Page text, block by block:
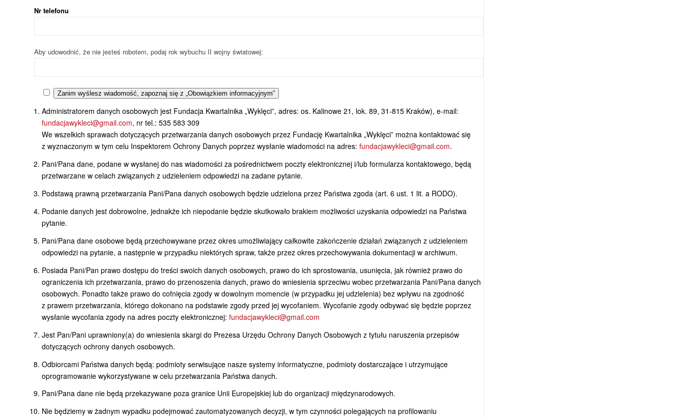
Nr telefonu
Aby udowodnić, że nie jesteś robotem, podaj rok wybuchu II wojny światowej:
Zanim wyślesz wiadomość, zapoznaj się z „Obowiązkiem informacyjnym”
Administratorem danych osobowych jest Fundacja Kwartalnika „Wyklęci”, adres: os. Kalinowe 21, lok. 89, 31-815 Kraków), e-mail:
fundacjawykleci@gmail.com, nr tel.: 535 583 309
We wszelkich sprawach dotyczących przetwarzania danych osobowych przez Fundację Kwartalnika „Wyklęci” można kontaktować się
z wyznaczonym w tym celu Inspektorem Ochrony Danych poprzez wysłanie wiadomości na adres: fundacjawykleci@gmail.com.
Pani/Pana dane, podane w wysłanej do nas wiadomości za pośrednictwem poczty elektronicznej i/lub formularza kontaktowego, będą
przetwarzane w celach związanych z udzieleniem odpowiedzi na zadane pytanie.
Podstawą prawną przetwarzania Pani/Pana danych osobowych będzie udzielona przez Państwa zgoda (art. 6 ust. 1 lit. a RODO).
Podanie danych jest dobrowolne, jednakże ich niepodanie będzie skutkowało brakiem możliwości uzyskania odpowiedzi na Państwa
pytanie.
Pani/Pana dane osobowe będą przechowywane przez okres umożliwiający całkowite zakończenie działań związanych z udzieleniem
odpowiedzi na pytanie, a następnie w przypadku niektórych spraw, także przez okres przechowywania dokumentacji w archiwum.
Posiada Pani/Pan prawo dostępu do treści swoich danych osobowych, prawo do ich sprostowania, usunięcia, jak również prawo do
ograniczenia ich przetwarzania, prawo do przenoszenia danych, prawo do wniesienia sprzeciwu wobec przetwarzania Pani/Pana danych
osobowych. Ponadto także prawo do cofnięcia zgody w dowolnym momencie (w przypadku jej udzielenia) bez wpływu na zgodność
z prawem przetwarzania, którego dokonano na podstawie zgody przed jej wycofaniem. Wycofanie zgody odbywać się będzie poprzez
wysłanie wycofania zgody na adres poczty elektronicznej: fundacjawykleci@gmail.com
Jest Pan/Pani uprawniony(a) do wniesienia skargi do Prezesa Urzędu Ochrony Danych Osobowych z tytułu naruszenia przepisów
dotyczących ochrony danych osobowych.
Odbiorcami Państwa danych będą: podmioty serwisujące nasze systemy informatyczne, podmioty dostarczające i utrzymujące
oprogramowanie wykorzystywane w celu przetwarzania Państwa danych.
Pani/Pana dane nie będą przekazywane poza granice Unii Europejskiej lub do organizacji międzynarodowych.
Nie będziemy w żadnym wypadku podejmować zautomatyzowanych decyzji, w tym czynności polegających na profilowaniu